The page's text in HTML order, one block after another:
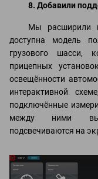
8. Добавили
Мы расширили
доступна модель
грузового шасси,
прицепных
освещённости
интерактивной
подключённые
между ними
подсвечиваются на